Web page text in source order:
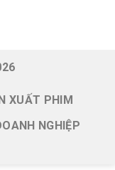
XUẤT PHIM
NGHIỆP